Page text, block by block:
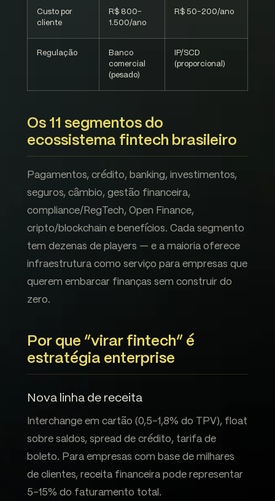
Custo por
cliente
R$ 800-
1.500/ano
R$ 50-200/ano
Regulação
Banco
comercial
(pesado)
IP/SCD
(proporcional)
Os 11 segmentos do
ecossistema fintech brasileiro
Pagamentos, crédito, banking, investimentos,
seguros, câmbio, gestão financeira,
compliance/RegTech, Open Finance,
cripto/blockchain e benefícios. Cada segmento
tem dezenas de players — e a maioria oferece
infraestrutura como serviço para empresas que
querem embarcar finanças sem construir do
zero.
Por que “virar fintech” é
estratégia enterprise
Nova linha de receita
Interchange em cartão (0,5-1,8% do TPV), float
sobre saldos, spread de crédito, tarifa de
boleto. Para empresas com base de milhares
de clientes, receita financeira pode representar
5-15% do faturamento total.